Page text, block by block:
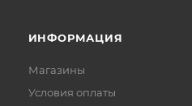
ИНФОРМАЦИЯ
Магазины
Условия оплаты